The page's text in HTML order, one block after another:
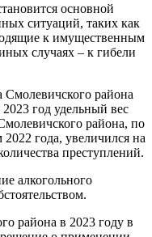
основной
ситуаций, таких как
к имущественным
случаях – к гибели
Смолевичского района
год удельный вес
района, по
года, увеличился на
преступлений.
алкогольного
района в 2023 году в